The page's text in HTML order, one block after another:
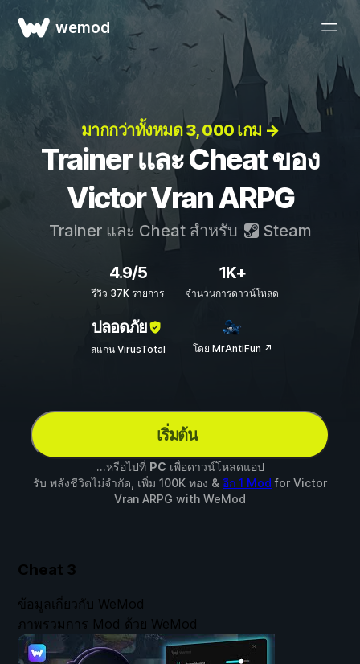
wemod
มากกว่าทั้งหมด 3, 000 เกม →
Trainer และ Cheat ของ
Victor Vran ARPG
Trainer และ Cheat สำหรับ Steam
4.9/5
รีวิว 37K รายการ
1K+
จำนวนการดาวน์โหลด
ปลอดภัย
สแกน VirusTotal โดย MrAntiFun ↗
เริ่มต้น
...หรือไปที่ PC เพื่อดาวน์โหลดแอป
รับ พลังชีวิตไม่จำกัด, เพิ่ม 100K ทอง & อีก 1 Mod for Victor
Vran ARPG with WeMod
Cheat 3
ข้อมูลเกี่ยวกับ WeMod
ภาพรวมการ Mod ด้วย WeMod